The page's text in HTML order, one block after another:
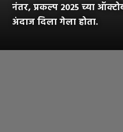
नंतर, प्रकल्प 2025 च्या
अंदाज दिला गेला होता.